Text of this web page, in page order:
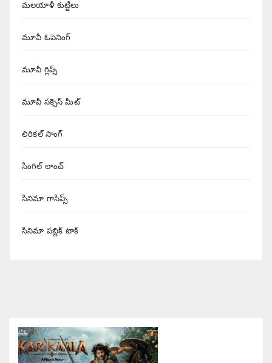
మలయాళీ కుట్టిలు
మూవీ ఓపెనింగ్
మూవీ గ్లిప్స్
మూవీ సక్సెస్ మీట్
లిరికల్ సాంగ్
సింగిల్ లాంచ్
సినిమా గాసిప్స్
సినిమా పబ్లిక్ టాక్